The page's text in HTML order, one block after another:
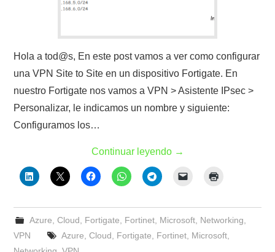
Hola a tod@s, En este post vamos a ver como configurar
una VPN Site to Site en un dispositivo Fortigate. En
nuestro Fortigate nos vamos a VPN > Asistente IPsec >
Personalizar, le indicamos un nombre y siguiente:
Configuramos los…
Continuar leyendo →
Azure Cloud Fortigate Fortinet, Microsoft, Networking
VPN
Azure Cloud Fortigate Fortinet, Microsoft,